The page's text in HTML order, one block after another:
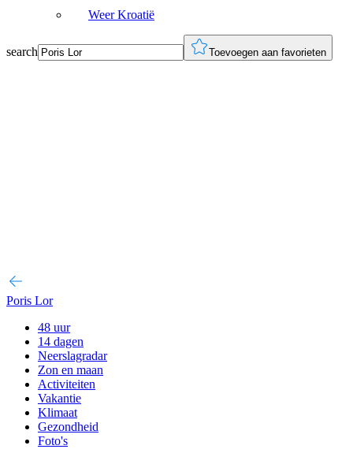
Weer Kroatië
search Toevoegen aan favorieten
Poris Lor
48 uur
14 dagen
Neerslagradar
Zon en maan
Activiteiten
Vakantie
Klimaat
Gezondheid
Foto's